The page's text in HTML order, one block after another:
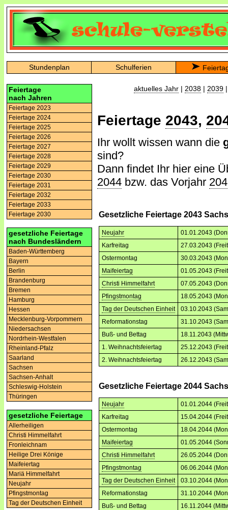
Stundenplan Schulferien
Feiertage
nach Jahren
Feiertage 2023
Feiertage 2024
Feiertage 2025
Feiertage 2026
Feiertage 2027
Feiertage 2028
Feiertage 2029
Feiertage 2030
Feiertage 2031
Feiertage 2032
Feiertage 2033
Feiertage 2030
gesetzliche Feiertage
nach Bundesländern
Baden-Württemberg
Bayern
Berlin
Brandenburg
Bremen
Hamburg
Hessen
Mecklenburg-Vorpommern
Niedersachsen
Nordrhein-Westfalen
Rheinland-Pfalz
Saarland
Sachsen
Sachsen-Anhalt
Schleswig-Holstein
Thüringen
gesetzliche Feiertage
Allerheiligen
Christi Himmelfahrt
Fronleichnam
Heilige Drei Könige
Maifeiertag
Mariä Himmelfahrt
Neujahr
Pfingstmontag
Tag der Deutschen Einheit
aktuelles Jahr | 2038 | 2039
Feiertage 2043,
Ihr wollt wissen wann die
sind?
Dann findet Ihr hier eine
2044 bzw. das Vorjahr
Gesetzliche Feiertage 2043
Neujahr
01.01.2043
Karfreitag
27.03.2043
Ostermontag
30.03.2043
Maifeiertag
01.05.2043
Christi Himmelfahrt
07.05.2043
Pfingstmontag
18.05.2043
Tag der Deutschen Einheit
03.10.2043
Reformationstag
31.10.2043
Buß- und Bettag
18.11.2043
1. Weihnachtsfeiertag
25.12.2043
2. Weihnachtsfeiertag
26.12.2043
Gesetzliche Feiertage 2044
Neujahr
01.01.2044
Karfreitag
15.04.2044
Ostermontag
18.04.2044
Maifeiertag
01.05.2044
Christi Himmelfahrt
26.05.2044
Pfingstmontag
06.06.2044
Tag der Deutschen Einheit
03.10.2044
Reformationstag
31.10.2044
Buß- und Bettag
16.11.2044